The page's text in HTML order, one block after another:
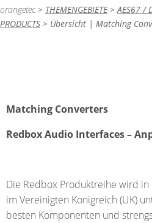
orangetec > THEMENGEBIETE>AES67 /
PRODUCTS > Übersicht | Matching
Matching Converters
Redbox Audio Interfaces –
Die Redbox Produktreihe wird
im Vereinigten Königreich (UK)
besten Komponenten und